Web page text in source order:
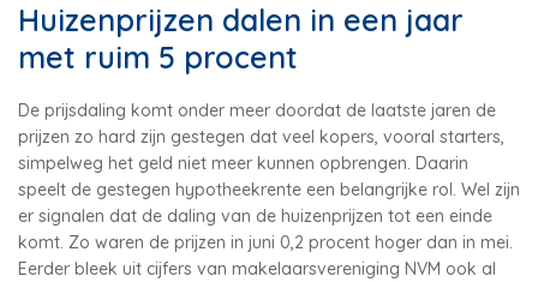
Huizenprijzen dalen in een jaar
met ruim 5 procent
De prijsdaling komt onder meer doordat de laatste jaren de
prijzen zo hard zijn gestegen dat veel kopers, vooral starters,
simpelweg het geld niet meer kunnen opbrengen. Daarin
speelt de gestegen hypotheekrente een belangrijke rol. Wel zijn
er signalen dat de daling van de huizenprijzen tot een einde
komt. Zo waren de prijzen in juni 0,2 procent hoger dan in mei.
Eerder bleek uit cijfers van makelaarsvereniging NVM ook al